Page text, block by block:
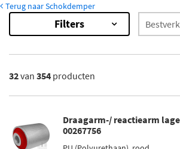
Terug naar Schokdemper
Resultaten
×
Monroe (30)
Maxgear (25)
Sachs (40)
Filters
32van 354 producten
Draagarm-/ reactiearm
00267756